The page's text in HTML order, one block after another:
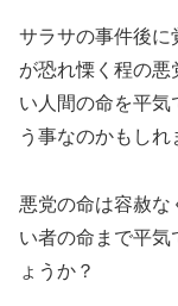
サラサの事件後に
が恐れ慄く程の悪
い人間の命を平気
う事なのかもし
悪党の命は容赦な
い者の命まで平気
ょうか？